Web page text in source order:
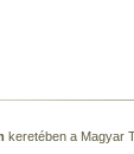
keretében a Magyar